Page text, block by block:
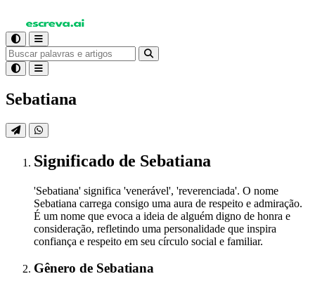
Sebatiana
Significado de Sebatiana
'Sebatiana' significa 'venerável', 'reverenciada'. O nome
Sebatiana carrega consigo uma aura de respeito e admiração.
É um nome que evoca a ideia de alguém digno de honra e
consideração, refletindo uma personalidade que inspira
confiança e respeito em seu círculo social e familiar.
Gênero de Sebatiana